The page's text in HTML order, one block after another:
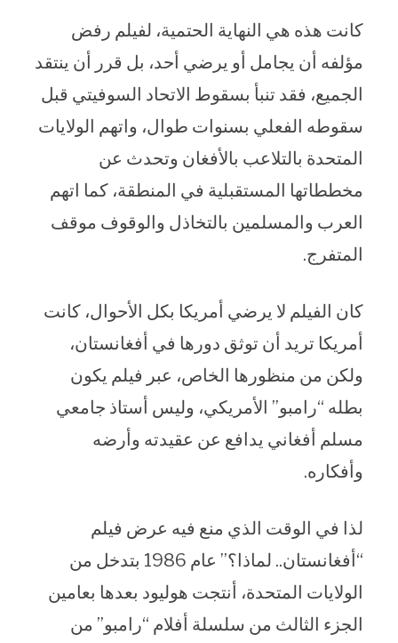
كانت هذه هي النهاية الحتمية، لفيلم رفض
مؤلفه أن يجامل أو يرضي أحد، بل قرر أن ينتقد
الجميع، فقد تنبأ بسقوط الاتحاد السوفيتي قبل
سقوطه الفعلي بسنوات طوال، واتهم الولايات
المتحدة بالتلاعب بالأفغان وتحدث عن
مخططاتها المستقبلية في المنطقة، كما اتهم
العرب والمسلمين بالتخاذل والوقوف موقف
المتفرج.
كان الفيلم لا يرضي أمريكا بكل الأحوال، كانت
أمريكا تريد أن توثق دورها في أفغانستان،
ولكن من منظورها الخاص، عبر فيلم يكون
بطله “رامبو” الأمريكي، وليس أستاذ جامعي
مسلم أفغاني يدافع عن عقيدته وأرضه
وأفكاره.
لذا في الوقت الذي منع فيه عرض فيلم
“أفغانستان.. لماذا؟” عام 1986 بتدخل من
الولايات المتحدة، أنتجت هوليود بعدها بعامين
الجزء الثالث من سلسلة أفلام “رامبو” من